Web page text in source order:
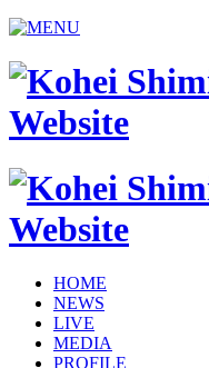
HOME
NEWS
LIVE
MEDIA
PROFILE